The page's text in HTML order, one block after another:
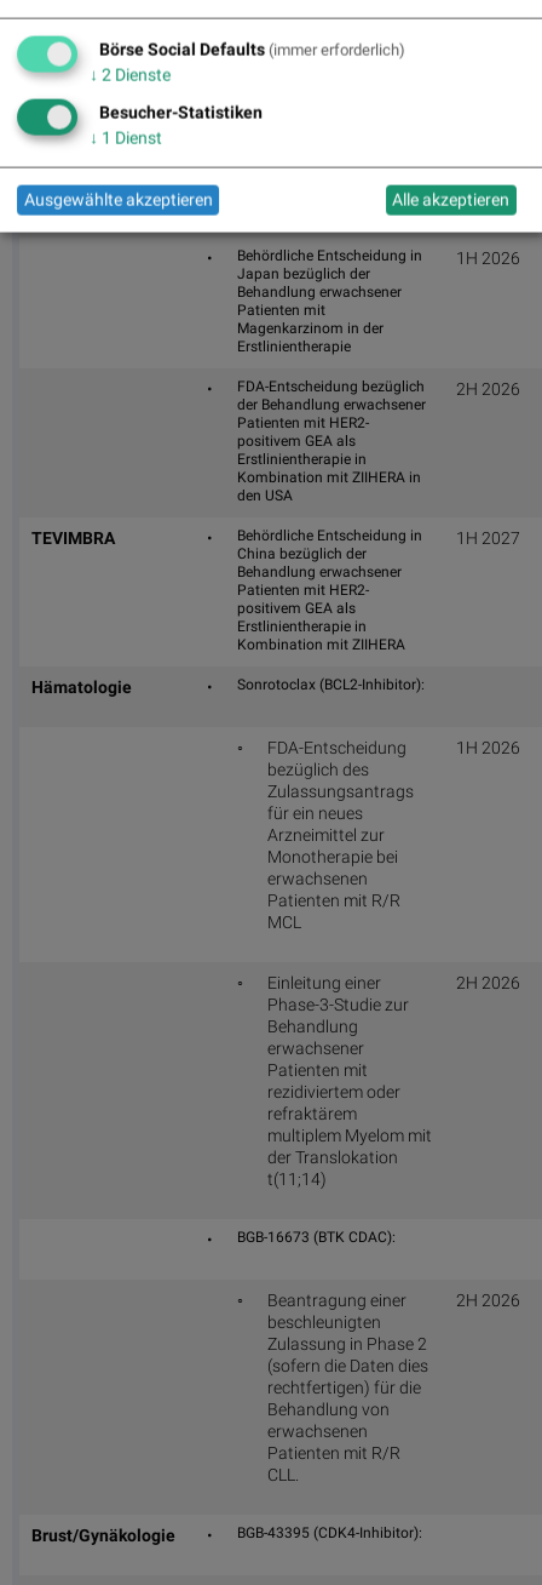
Programme
BRUKINSA
MANGROVE zur
von erwachsenen Patienten
•
Behördliche Entscheidung in
Japan bezüglich der
Behandlung erwachsener
Patienten mit
Magenkarzinom in der
Erstlinientherapie
1H 2026
•
FDA-Entscheidung bezüglich
der Behandlung erwachsener
Patienten mit HER2-
positivem GEA als
Erstlinientherapie in
Kombination mit ZIIHERA in
den USA
2H 2026
TEVIMBRA •
Behördliche Entscheidung in
China bezüglich der
Behandlung erwachsener
Patienten mit HER2-
positivem GEA als
Erstlinientherapie in
Kombination mit ZIIHERA
1H 2027
Hämatologie • Sonrotoclax (BCL2-Inhibitor):
◦
FDA-Entscheidung
bezüglich des
Zulassungsantrags
für ein neues
Arzneimittel zur
Monotherapie bei
erwachsenen
Patienten mit R/R
MCL
1H 2026
◦
Einleitung einer
Phase-3-Studie zur
Behandlung
erwachsener
Patienten mit
rezidiviertem oder
refraktärem
multiplem Myelom mit
der Translokation
t(11;14)
2H 2026
• BGB-16673 (BTK CDAC):
◦
Beantragung einer
beschleunigten
Zulassung in Phase 2
(sofern die Daten dies
rechtfertigen) für die
Behandlung von
erwachsenen
Patienten mit R/R
CLL.
2H 2026
Brust/Gynäkologie • BGB-43395 (CDK4-Inhibitor):
Börse Social Defaults (immer erforderlich)
↓ 2 Dienste
Besucher-Statistiken
↓ 1 Dienst
Ausgewählte akzeptieren Alle akzeptieren